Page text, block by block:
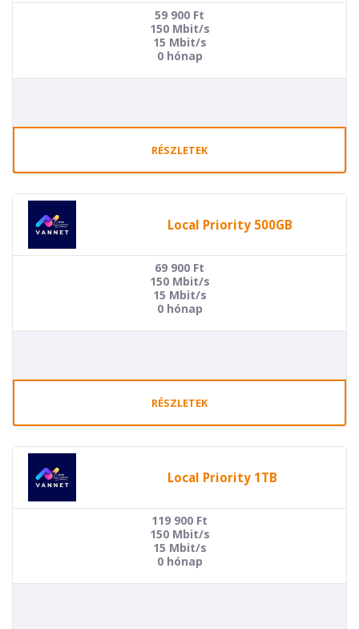
59 900 Ft
150 Mbit/s
15 Mbit/s
0 hónap
RÉSZLETEK
Local Priority 500GB
69 900 Ft
150 Mbit/s
15 Mbit/s
0 hónap
RÉSZLETEK
Local Priority 1TB
119 900 Ft
150 Mbit/s
15 Mbit/s
0 hónap